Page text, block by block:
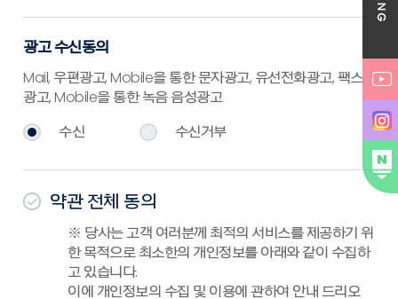
광고 수신동의
Mail, 우편광고, Mobile을 통한 문자광고, 유선전화광고, 팩스
광고, Mobile을 통한 녹음 음성광고
수신
수신거부
약관 전체 동의
※ 당사는 고객 여러분께 최적의 서비스를 제공하기 위
한 목적으로 최소한의 개인정보를 아래와 같이 수집하
고 있습니다.
이에 개인정보의 수집 및 이용에 관하여 안내 드리오